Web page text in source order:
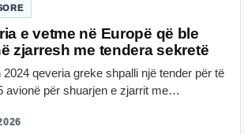
e vetme në Europë që ble
zjarresh me tendera sekretë
2024 qeveria greke shpalli një tender për të
avionë për shuarjen e zjarrit me…